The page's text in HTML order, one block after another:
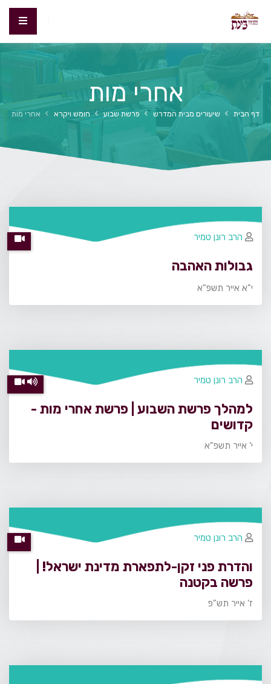
אחרי מות
דף הבית שיעורים מבית המדרש פרשת שבוע חומש ויקרא אחרי מות
גבולות האהבה
י"א אייר תשפ"א
הרב רונן טמיר
למהלך פרשת השבוע | פרשת אחרי מות -
קדושים
י' אייר תשפ"א
הרב רונן טמיר
והדרת פני זקן-לתפארת מדינת ישראל! |
פרשה בקטנה
ז' אייר תש"פ
הרב רונן טמיר